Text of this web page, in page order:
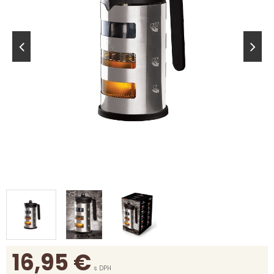
16,95€ s DPH